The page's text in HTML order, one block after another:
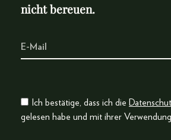
nicht bereuen.
Ich bestätige, dass ich die
gelesen habe und mit ihrer